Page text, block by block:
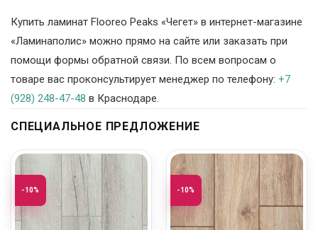
Купить ламинат Flooreo Peaks «Чегет» в интернет-магазине
«Ламинаполис» можно прямо на сайте или заказать при
помощи формы обратной связи. По всем вопросам о
товаре вас проконсультирует менеджер по телефону: +7
(928) 248-47-48 в Краснодаре.
СПЕЦИАЛЬНОЕ ПРЕДЛОЖЕНИЕ
-10% -10%